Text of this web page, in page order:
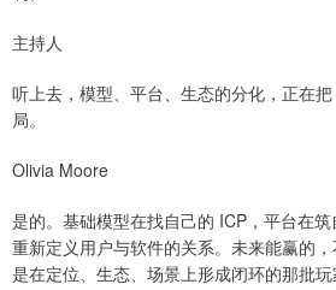
主持人
听上去，模型、平台、生态的分化，正在
局。
Olivia Moore
是的。基础模型在找自己的 ICP，平台在
重新定义用户与软件的关系。未来能赢的
是在定位、生态、场景上形成闭环的那批玩